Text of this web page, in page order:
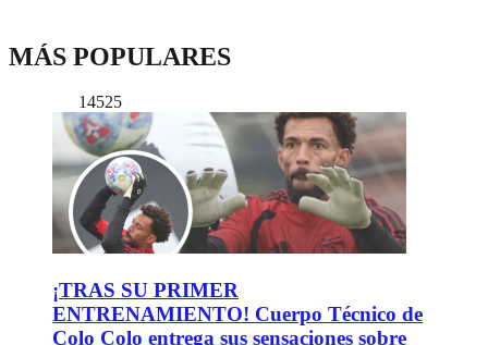
MÁS POPULARES
14525
¡TRAS SU PRIMER
ENTRENAMIENTO! Cuerpo Técnico de
Colo Colo entrega sus sensaciones sobre